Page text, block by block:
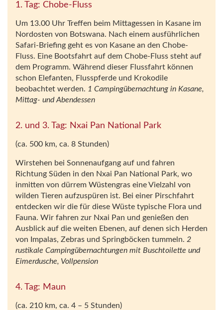
1. Tag: Chobe-Fluss
Um 13.00 Uhr Treffen beim Mittagessen in Kasane im
Nordosten von Botswana. Nach einem ausführlichen
Safari-Briefing geht es von Kasane an den Chobe-
Fluss. Eine Bootsfahrt auf dem Chobe-Fluss steht auf
dem Programm. Während dieser Flussfahrt können
schon Elefanten, Flusspferde und Krokodile
beobachtet werden. 1 Campingübernachtung in Kasane,
Mittag- und Abendessen
2. und 3. Tag: Nxai Pan National Park
(ca. 500 km, ca. 8 Stunden)
Wirstehen bei Sonnenaufgang auf und fahren
Richtung Süden in den Nxai Pan National Park, wo
inmitten von dürrem Wüstengras eine Vielzahl von
wilden Tieren aufzuspüren ist. Bei einer Pirschfahrt
entdecken wir die für diese Wüste typische Flora und
Fauna. Wir fahren zur Nxai Pan und genießen den
Ausblick auf die weiten Ebenen, auf denen sich Herden
von Impalas, Zebras und Springböcken tummeln. 2
rustikale Campingübernachtungen mit Buschtoilette und
Eimerdusche, Vollpension
4. Tag: Maun
(ca. 210 km, ca. 4 – 5 Stunden)